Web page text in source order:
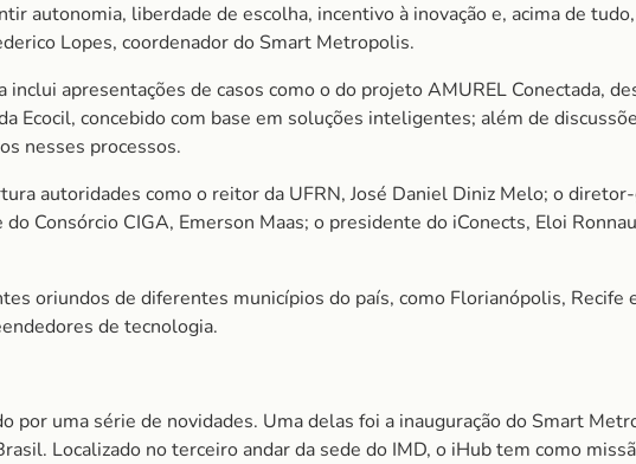
autonomia, liberdade de escolha, incentivo à inovação e, acima de
Lopes, coordenador do Smart Metropolis.
apresentações de casos como o do projeto AMUREL Conectada,
Ecocil, concebido com base em soluções inteligentes; além de
nesses processos.
autoridades como o reitor da UFRN, José Daniel Diniz Melo; o
Consórcio CIGA, Emerson Maas; o presidente do iConects, Eloi
oriundos de diferentes municípios do país, como Florianópolis, Recife
de tecnologia.
por uma série de novidades. Uma delas foi a inauguração do Smart
Localizado no terceiro andar da sede do IMD, o iHub tem como